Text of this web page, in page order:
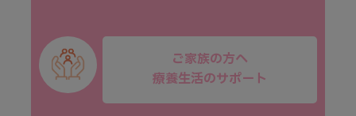
ご家族の方へ
療養生活のサポート